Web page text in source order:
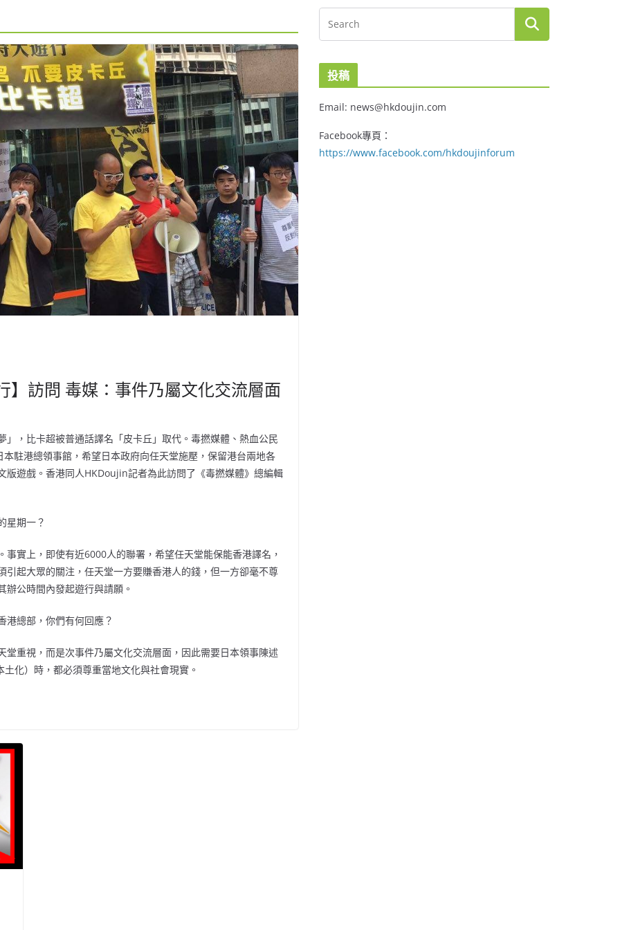
】訪問 毒媒：事件乃屬文化交流層面
，比卡超被普通話譯名「皮卡丘」取代。毒撚媒體、熱血公民
駐港總領事館，希望日本政府向任天堂施壓，保留港台兩地各
版遊戲。香港同人HKDoujin記者為此訪問了《毒撚媒體》總編輯
星期一？
實上，即使有近6000人的聯署，希望任天堂能保能香港譯名，
起大眾的關注，任天堂一方要賺香港人的錢，但一方卻毫不尊
公時間內發起遊行與請願。
港總部，你們有何回應？
重視，而是次事件乃屬文化交流層面，因此需要日本領事陳述
化）時，都必須尊重當地文化與社會現實。
投稿
Email: news@hkdoujin.com
Facebook專頁：
https://www.facebook.com/hkdoujinforum